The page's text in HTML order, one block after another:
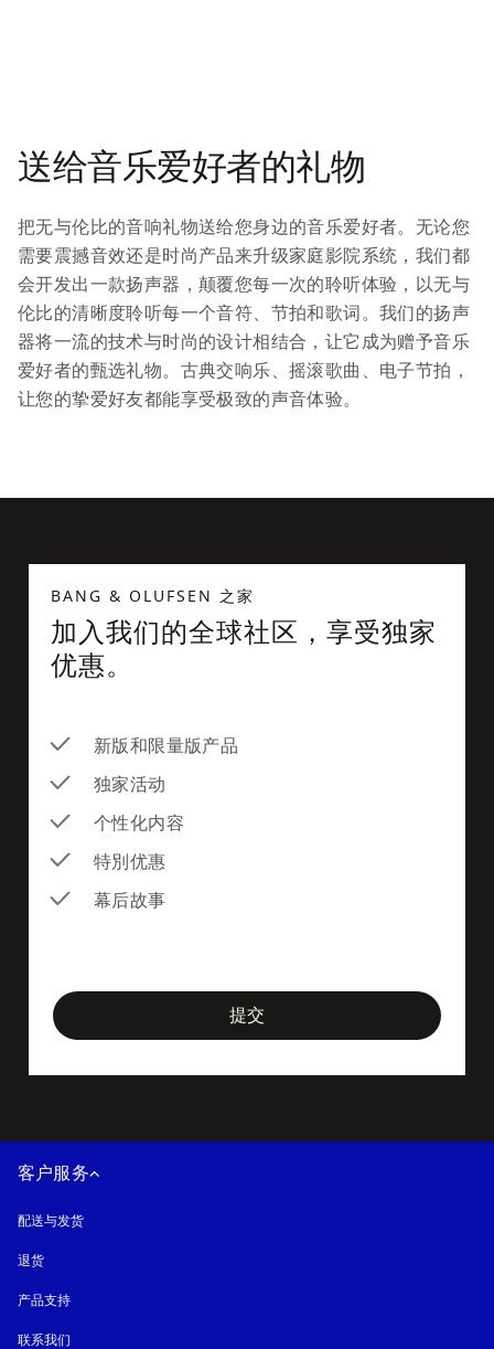
送给音乐爱好者的礼物
把无与伦比的音响礼物送给您身边的音乐爱好者。无论您
需要震撼音效还是时尚产品来升级家庭影院系统，我们都
会开发出一款扬声器，颠覆您每一次的聆听体验，以无与
伦比的清晰度聆听每一个音符、节拍和歌词。我们的扬声
器将一流的技术与时尚的设计相结合，让它成为赠予音乐
爱好者的甄选礼物。古典交响乐、摇滚歌曲、电子节拍，
让您的挚爱好友都能享受极致的声音体验。
BANG & OLUFSEN 之家
加入我们的全球社区，享受独家
优惠。
新版和限量版产品
独家活动
个性化内容
特別优惠
幕后故事
提交
客户服务
配送与发货
退货
产品支持
联系我们